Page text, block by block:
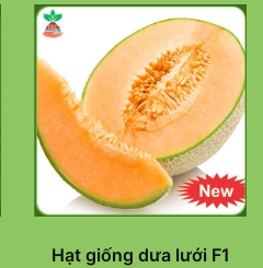
Hạt giống dưa lưới F1